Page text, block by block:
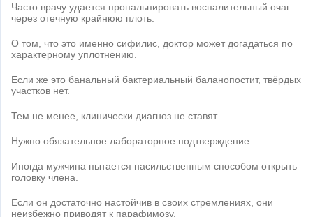
Часто врачу удается пропальпировать воспалительный очаг
через отечную крайнюю плоть.
О том, что это именно сифилис, доктор может догадаться по
характерному уплотнению.
Если же это банальный бактериальный баланопостит, твёрдых
участков нет.
Тем не менее, клинически диагноз не ставят.
Нужно обязательное лабораторное подтверждение.
Иногда мужчина пытается насильственным способом открыть
головку члена.
Если он достаточно настойчив в своих стремлениях, они
неизбежно приводят к парафимозу.